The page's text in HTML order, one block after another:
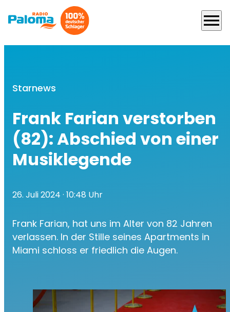
menu
Starnews
Frank Farian verstorben
(82): Abschied von einer
Musiklegende
26. Juli 2024 · 10:48 Uhr
Frank Farian, hat uns im Alter von 82 Jahren
verlassen. In der Stille seines Apartments in
Miami schloss er friedlich die Augen.